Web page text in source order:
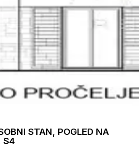
STAN, POGLED NA
S4